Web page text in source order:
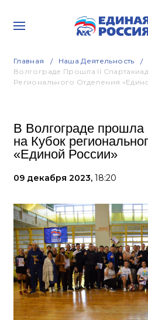
Главная Наша Деятельность
Волгограде Прошла II
Регионального Отделения
В Волгограде прошла
на Кубок
«Единой России»
09 декабря 2023, 18:20